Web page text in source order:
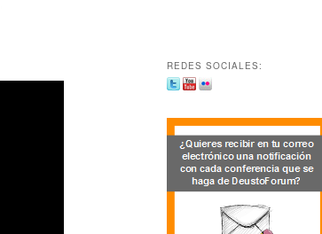
REDES SOCIALES: